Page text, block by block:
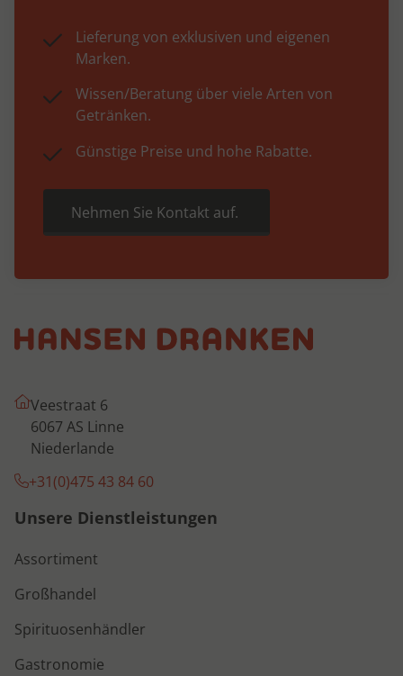
Lieferung von exklusiven und eigenen
Marken.
Wissen/Beratung über viele Arten von
Getränken.
Günstige Preise und hohe Rabatte.
Nehmen Sie Kontakt auf.
Veestraat 6
6067 AS Linne
Niederlande
+31(0)475 43 84 60
Unsere Dienstleistungen
Assortiment
Großhandel
Spirituosenhändler
Gastronomie